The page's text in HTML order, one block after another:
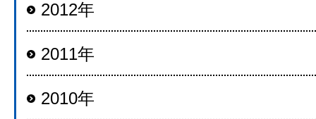
2012年
2011年
2010年